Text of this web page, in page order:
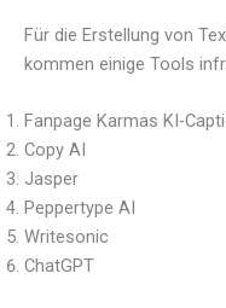
Für die Erstellung von
kommen einige Tools
Fanpage Karmas KI-
Copy AI
Jasper
Peppertype AI
Writesonic
ChatGPT